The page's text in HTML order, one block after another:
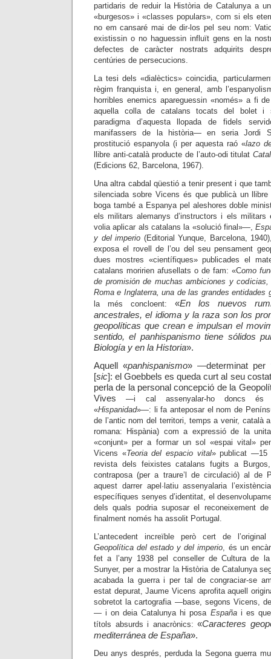
partidaris de reduir la Història de Catalunya a
«burgesos» i «classes populars», com si els
no em cansaré mai de dir-los pel seu nom:
existissin o no haguessin influït gens en la
defectes de caràcter nostrats adquirits
centúries de persecucions.
La tesi dels «dialèctics» coincidia,
règim franquista i, en general, amb
horribles enemics apareguessin «només» a fi
aquella colla de catalans tocats del bolet i
paradigma d’aquesta llopada de fidels
manifassers de la història— en seria Jordi
prostitució espanyola (i per aquesta raó «lazo
llibre anti-català producte de l’auto-odi titulat
(Edicions 62, Barcelona, 1967).
Una altra cabdal qüestió a tenir present i que
silenciada sobre Vicens és que publicà un
boga també a Espanya pel aleshores doble
els militars alemanys d’instructors i els militars
volia aplicar als catalans la «solució final»—,
y del imperio (Editorial Yunque, Barcelona,
exposa el rovell de l’ou del seu pensament
dues mostres «científiques» publicades el
catalans moririen afusellats o de fam: «Como
de promisión de muchas ambiciones y
Roma e Inglaterra, una de las grandes entidades
la més concloent: «En los nuevos
ancestrales, el idioma y la raza son los
geopolíticas que crean e impulsan el
sentido, el panhispanismo tiene sólidos
Biología y en la Historia».
Aquell «panhispanismo» —determinat per
[sic]: el Goebbels es queda curt al seu costat
perla de la personal concepció de la
Vives
—i cal assenyalar-ho doncs és
«Hispanidad»—: li fa anteposar el nom de
de l’antic nom del territori, temps a venir, català
romana: Hispània) com a expressió de la
«conjunt» per a formar un sol «espai vital»
Vicens «Teoria del espacio vital» publicat—15
revista dels feixistes catalans fugits a
contraposa (per a traure’l de circulació) al de
aquest darrer apel·latiu assenyalaria
específiques senyes d’identitat, el
dels quals podria suposar el reconeixement de
finalment només ha assolit Portugal.
L’antecedent increïble però cert de
Geopolítica del estado y del imperio , és un
fet a l’any 1938 pel conseller de Cultura de
Sunyer, per a mostrar la Història de Catalunya
acabada la guerra i per tal de congraciar-se
estat depurat, Jaume Vicens aprofita aquell
sobretot la cartografia —base, segons Vicens,
— i on deia Catalunya hi posa Españai es
títols absurds i anacrònics: «Caracteres
mediterránea de España».
Deu anys després, perduda la Segona guerra